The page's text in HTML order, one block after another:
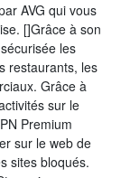
AVG qui vous
[]Grâce à son
les
restaurants, les
Grâce à
sur le
Premium
sur le web de
sites bloqués.